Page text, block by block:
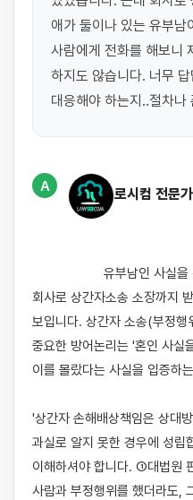
애가 둘이나 있는 유부남
사람에게 전화를 해보니
하지도 않습니다. 너무 답
대응해야 하는지..절차나
A
로시컴 전문가
회사로 상간자소송 소장까지
보입니다. 상간자 소송(부정
중요한 방어논리는 '혼인 사실
이를 몰랐다는 사실을 입증하
'상간자 손해배상책임은 상대
과실로 알지 못한 경우에 성립
이해하셔야 합니다. ①대법원
사람과 부정행위를 했더라도,